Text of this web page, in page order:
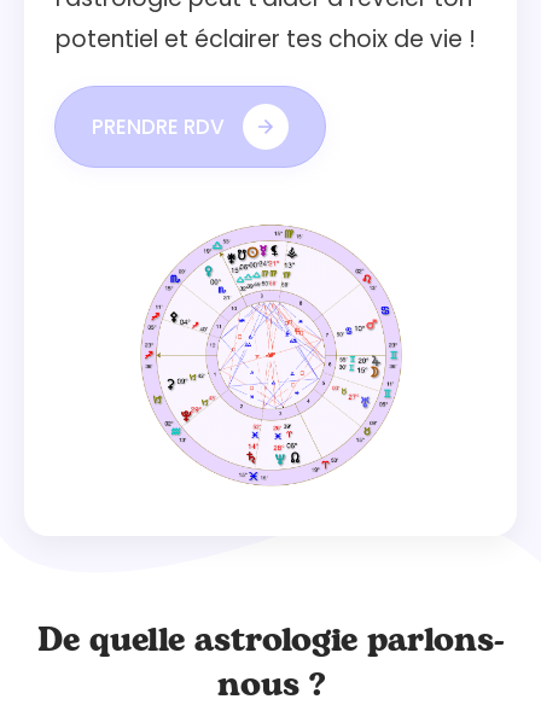
potentiel et éclairer tes choix de vie !
PRENDRE RDV
De quelle astrologie parlons-
nous ?